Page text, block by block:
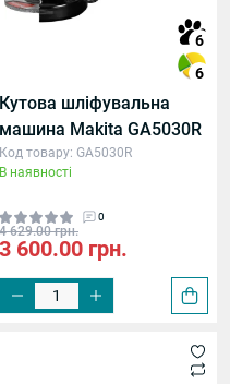
6
6
Кутова шліфувальна
машина Makita GA5030R
Код товару: GA5030R
В наявності
0
4 629.00 грн.
3 600.00 грн.